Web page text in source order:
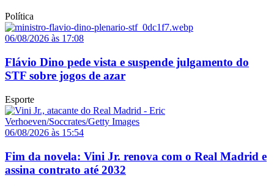
Política
06/08/2026 às 17:08
Flávio Dino pede vista e suspende julgamento do
STF sobre jogos de azar
Esporte
06/08/2026 às 15:54
Fim da novela: Vini Jr. renova com o Real Madrid e
assina contrato até 2032